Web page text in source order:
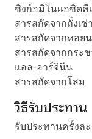
ซิงก์อมิโนแอซิดคีเ
สารสกัดจากถั่งเช่า
สารสกัดจากหอย
สารสกัดจากกระ
แอล-อาร์จินีน
สารสกัดจากโสม
วิธีรับประทาน
รับประทานครั้งล